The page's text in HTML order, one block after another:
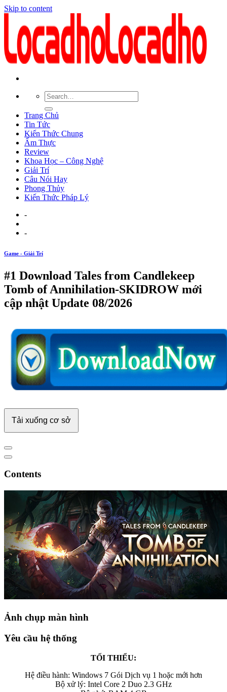
Skip to content
Trang Chủ
Tin Tức
Kiến Thức Chung
Ẩm Thực
Review
Khoa Học – Công Nghệ
Giải Trí
Câu Nói Hay
Phong Thủy
Kiến Thức Pháp Lý
-
-
Game - Giải Trí
#1 Download Tales from Candlekeep
Tomb of Annihilation-SKIDROW mới
cập nhật Update 08/2026
Tải xuống cơ sở
Contents
Ảnh chụp màn hình
Yêu cầu hệ thống
TỐI THIỂU:
Hệ điều hành: Windows 7 Gói Dịch vụ 1 hoặc mới hơn
Bộ xử lý: Intel Core 2 Duo 2.3 GHz